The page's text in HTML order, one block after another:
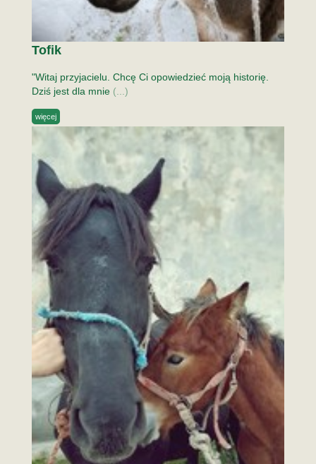
Tofik
"Witaj przyjacielu. Chcę Ci opowiedzieć moją historię.
Dziś jest dla mnie (...)
więcej